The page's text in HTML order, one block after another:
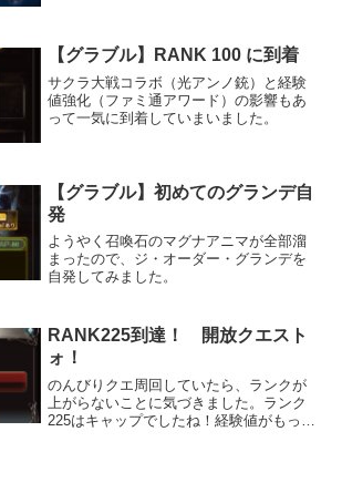
ました。
【グラブル】RANK 100 に到着
サクラ大戦コラボ（光アンノ銃）と経験
値強化（ファミ通アワード）の影響もあ
って一気に到着していまいました。
【グラブル】初めてのグランデ自
発
ようやく召喚石のマグナアニマが全部溜
まったので、ジ・オーダー・グランデを
自発してみました。
RANK225到達！ 開放クエスト
ォ！
のんびりクエ周回していたら、ランクが
上がらないことに気づきました。ランク
225はキャップでしたね！経験値がもった